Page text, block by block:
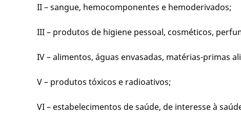
II – sangue, hemocomponentes e hemoderivados;
III – produtos de higiene pessoal, cosméticos,
IV – alimentos, águas envasadas, matérias-primas
V – produtos tóxicos e radioativos;
VI – estabelecimentos de saúde, de interesse à